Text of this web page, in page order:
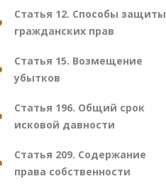
Статья 12. Способы защиты
гражданских прав
Статья 15. Возмещение
убытков
Статья 196. Общий срок
исковой давности
Статья 209. Содержание
права собственности